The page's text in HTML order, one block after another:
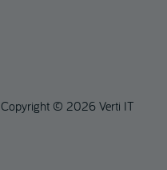
Copyright © 2026 Verti IT